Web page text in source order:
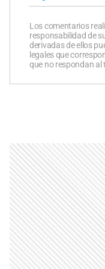
Los comentarios
responsabilidad de
derivadas de ellos
legales que
que no respondan